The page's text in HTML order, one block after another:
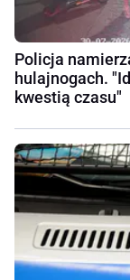
Policja
hulajnogach.
kwestią czasu"